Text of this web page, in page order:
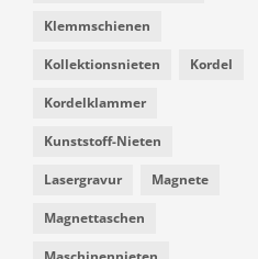
Klemmschienen
Kollektionsnieten Kordel
Kordelklammer
Kunststoff-Nieten
Lasergravur Magnete
Magnettaschen